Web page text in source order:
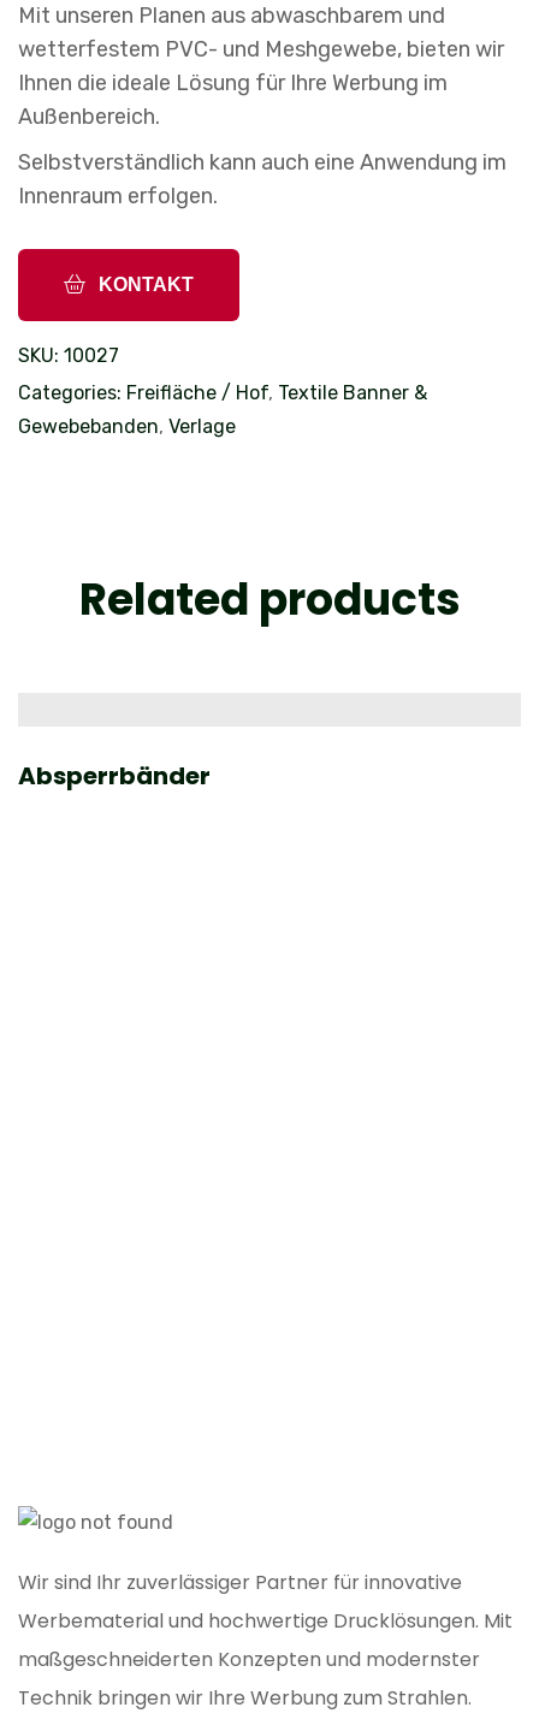
Mit unseren Planen aus abwaschbarem und
wetterfestem PVC- und Meshgewebe, bieten wir
Ihnen die ideale Lösung für Ihre Werbung im
Außenbereich.
Selbstverständlich kann auch eine Anwendung im
Innenraum erfolgen.
KONTAKT
SKU: 10027
Categories: Freifläche / Hof, Textile Banner &
Gewebebanden, Verlage
Related products
Absperrbänder
Wir sind Ihr zuverlässiger Partner für innovative
Werbematerial und hochwertige Drucklösungen. Mit
maßgeschneiderten Konzepten und modernster
Technik bringen wir Ihre Werbung zum Strahlen.